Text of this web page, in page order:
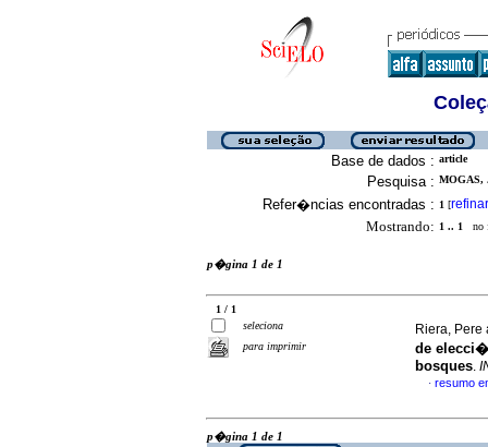
Base de dados : article
Pesquisa : MOGAS,
Refer�ncias encontradas : 1 [refinar
Mostrando: 1 .. 1 no
p�gina 1 de 1
1 / 1
seleciona
para imprimir
Riera,
de
bosques.
· resumo
p�gina 1 de 1